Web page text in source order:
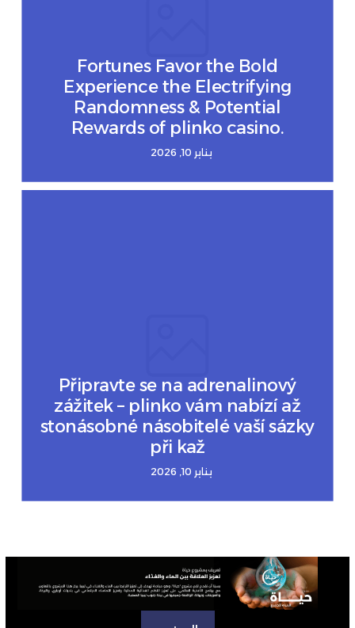
Fortunes Favor the Bold
Experience the Electrifying
Randomness & Potential
Rewards of plinko casino.
يناير 10, 2026
Připravte se na adrenalinový
zážitek – plinko vám nabízí až
stonásobné násobitelé vaší sázky
při kaž
يناير 10, 2026